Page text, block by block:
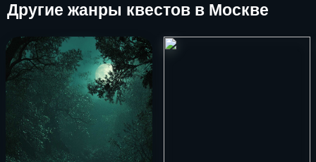
Другие жанры квестов в Москве